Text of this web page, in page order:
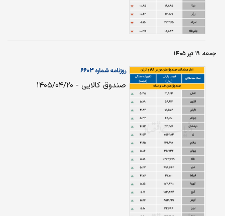
جمعه، ۱۹ تیر ۱۴۰۵
روزنامه شماره ۶۶۰۳
صندوق کالایی - ۱۴۰۵/۰۴/۲۰